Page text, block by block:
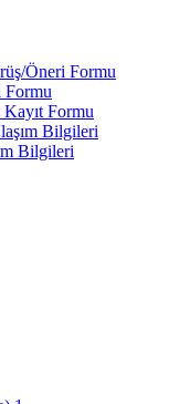
Öneri Formu
Formu
Formu
Bilgileri
Bilgileri